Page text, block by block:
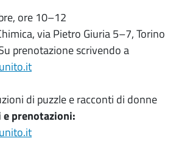
ore 10–12
via Pietro Giuria 5–7, Torino
prenotazione scrivendo a
di puzzle e racconti di donne
prenotazioni: